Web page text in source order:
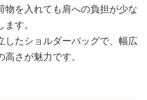
物を入れても肩への負担が少な
す。
したショルダーバッグで、幅広
さが魅力です。